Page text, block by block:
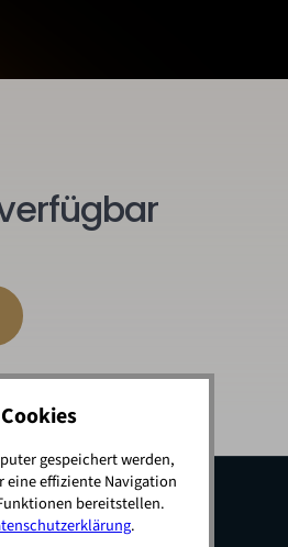
gespeichert werden,
eine effiziente Navigation
bereitstellen.
.